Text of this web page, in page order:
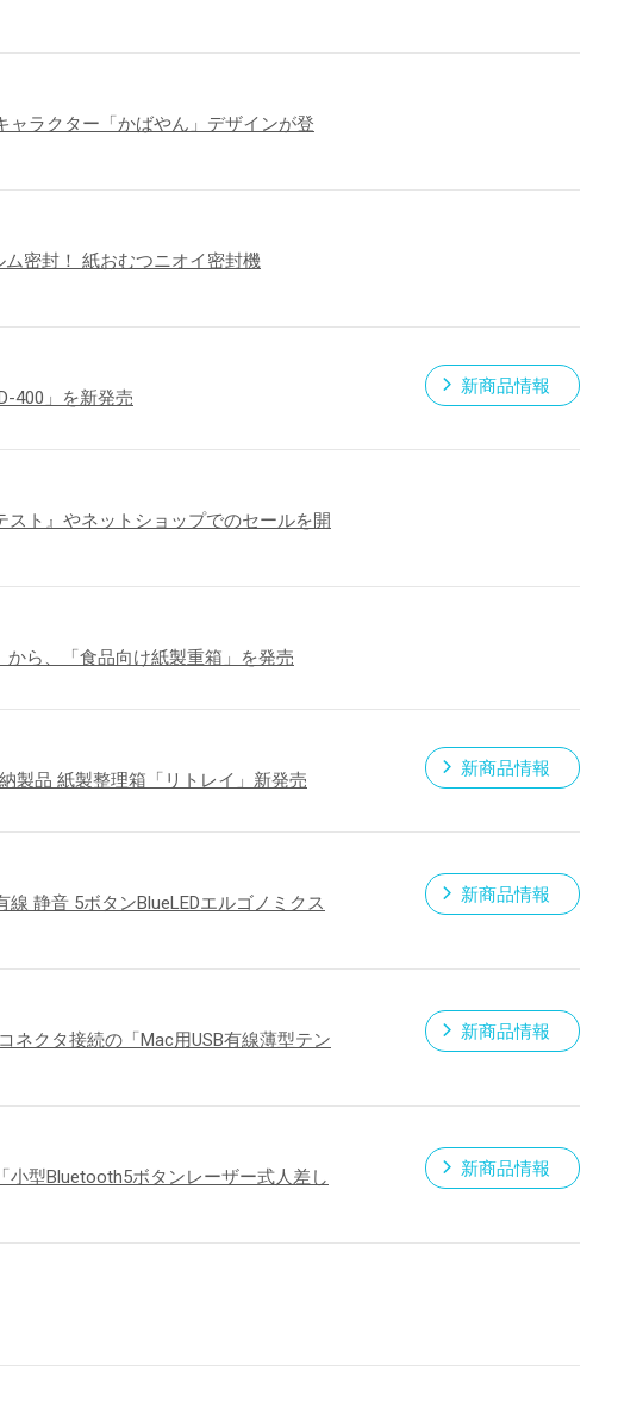
ラクター「かばやん」デザインが登
密封！ 紙おむつニオイ密封機
400」を新発売
新商品情報
ト』やネットショップでのセールを開
から、「食品向け紙製重箱」を発売
製品 紙製整理箱「リトレイ」新発売
新商品情報
静音 5ボタンBlueLEDエルゴノミクス
新商品情報
ネクタ接続の「Mac用USB有線薄型テン
新商品情報
型Bluetooth5ボタンレーザー式人差し
新商品情報